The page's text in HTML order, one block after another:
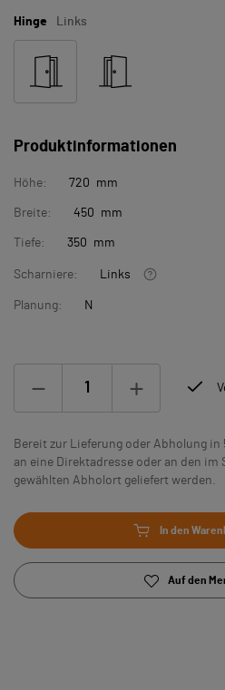
Hinge Links
Produktinformationen
Höhe: 720 mm
Breite: 450 mm
Tiefe: 350 mm
Scharniere: Links
Planung: N
Bereit zur Lieferung oder Abholung in
an eine Direktadresse oder an den im
gewählten Abholort geliefert werden.
In den
Auf den